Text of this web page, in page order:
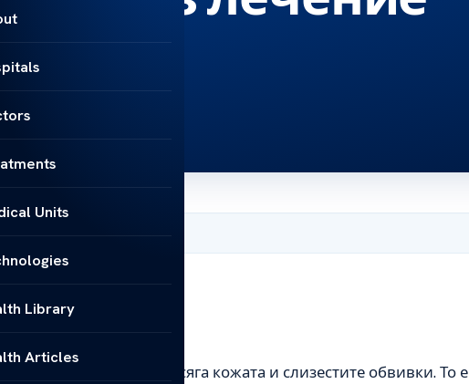
Units
Library
Articles
заболяване, което засяга кожата и слизестите обвивки. То е